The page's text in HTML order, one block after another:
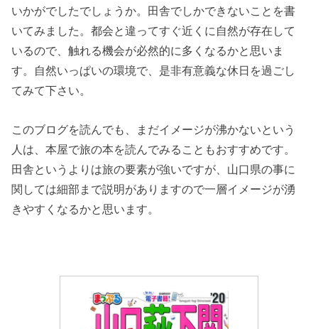
いかがでしたでしょうか。田舎でしかできないことを書
いてみました。都会と違ってすぐ近くに自然が存在して
いるので、触れる機会が必然的に多くなるかと思いま
す。自然いっぱいの環境で、是非有意義な休日を過ごし
てみて下さい。
このブログを読んでも、まだイメージが沸かないという
人は、本屋で旅の本を読んでみることもおすすめです。
田舎というよりは旅の要素が強いですが、山口県の事に
関しては細部まで説明がありますので一層イメージが湧
きやすくなるかと思います。